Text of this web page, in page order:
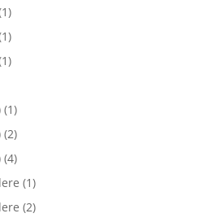
(1)
(2)
(4)
(1)
(2)